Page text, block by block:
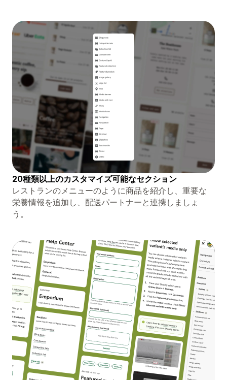
20種類以上のカスタマイズ可能なセクション
レストランのメニューのように商品を紹介し、重要な
栄養情報を追加し、配送パートナーと連携しましょ
う。